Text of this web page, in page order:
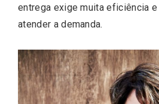
entrega exige muita eficiência
atender a demanda.